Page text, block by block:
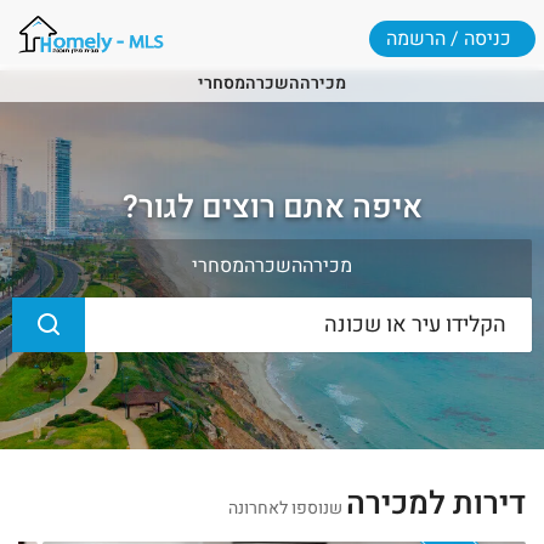
מכירההשכרהמסחרי
כניסה / הרשמה
איפה אתם רוצים לגור?
מכירההשכרהמסחרי
דירות למכירה שנוספו לאחרונה